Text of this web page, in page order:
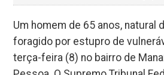
Um homem de 65 anos, natural
foragido por estupro de
terça-feira (8) no bairro de